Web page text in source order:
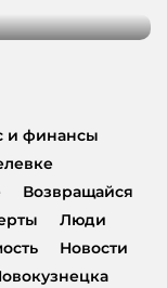
и финансы
Возвращайся
Люди
Новости